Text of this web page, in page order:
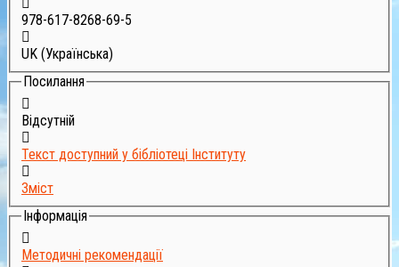
978-617-8268-69-5
UK (Українська)
Посилання
Відсутній
Текст доступний у бібліотеці Інституту
Зміст
Інформація
Методичні рекомендації